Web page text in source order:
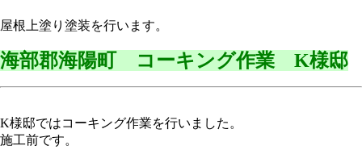
屋根上塗り塗装を行います。
海部郡海陽町 コーキング作業 K様邸
K様邸ではコーキング作業を行いました。
施工前です。